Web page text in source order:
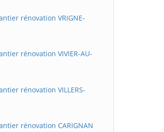
rénovation VRIGNE-
rénovation VIVIER-AU-
rénovation VILLERS-
rénovation CARIGNAN